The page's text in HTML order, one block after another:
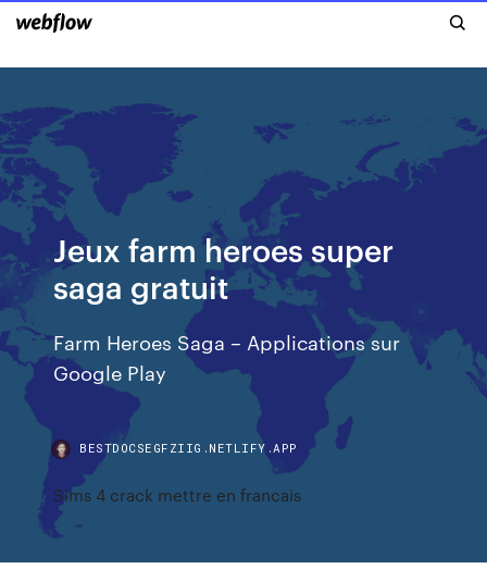
Jeux farm heroes super
saga gratuit
Farm Heroes Saga – Applications sur
Google Play
BESTDOCSEGFZIIG.NETLIFY.APP
Sims 4 crack mettre en francais